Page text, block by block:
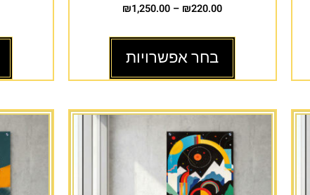
₪220.00
–
₪1,250.00
בחר אפשרויות